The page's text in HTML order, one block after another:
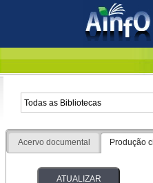
Acervo documental Produção